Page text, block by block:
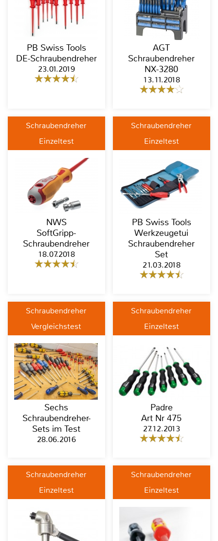
PB Swiss Tools
DE-Schraubendreher
23.01.2019
AGT
Schraubendreher
NX-3280
13.11.2018
Schraubendreher
Einzeltest
NWS
SoftGripp-
Schraubendreher
18.07.2018
Schraubendreher
Einzeltest
PB Swiss Tools
Werkzeugetui
Schraubendreher
Set
21.03.2018
Schraubendreher
Vergleichstest
Sechs
Schraubendreher-
Sets im Test
28.06.2016
Schraubendreher
Einzeltest
Padre
Art Nr 475
27.12.2013
Schraubendreher
Einzeltest
Schraubendreher
Einzeltest